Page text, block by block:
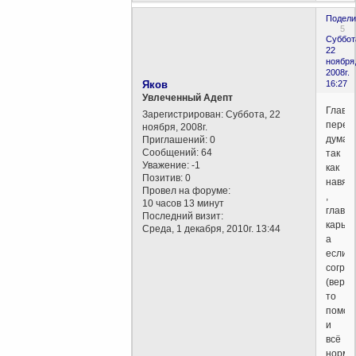
5
22
ноября,
2008г.
16:27
Яков
Увлеченный Адепт
Зарегистрирован: Суббота, 22
ноября, 2008г.
Приглашений: 0
Сообщений: 64
Уважение: -1
Позитив: 0
Провел на форуме:
10 часов 13 минут
Последний визит:
Среда, 1 декабря, 2010г. 13:44
так
как
а
если
то
и
всё